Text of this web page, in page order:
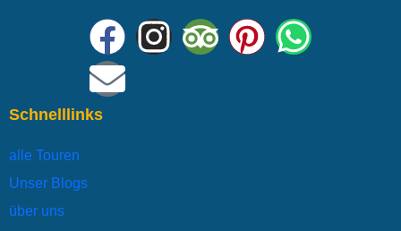
Schnelllinks
alle Touren
Unser Blogs
über uns